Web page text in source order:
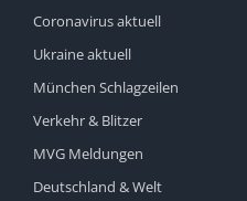
Coronavirus aktuell
Ukraine aktuell
München Schlagzeilen
Verkehr & Blitzer
MVG Meldungen
Deutschland & Welt